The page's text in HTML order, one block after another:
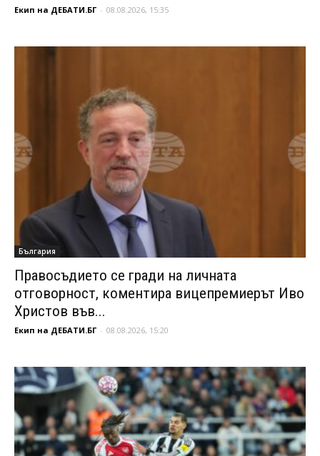
Екип на ДЕБАТИ.БГ - 08.08.2026, 15:35
България
Правосъдието се гради на личната
отговорност, коментира вицепремиерът Иво
Христов във...
Екип на ДЕБАТИ.БГ - 08.08.2026, 15:20